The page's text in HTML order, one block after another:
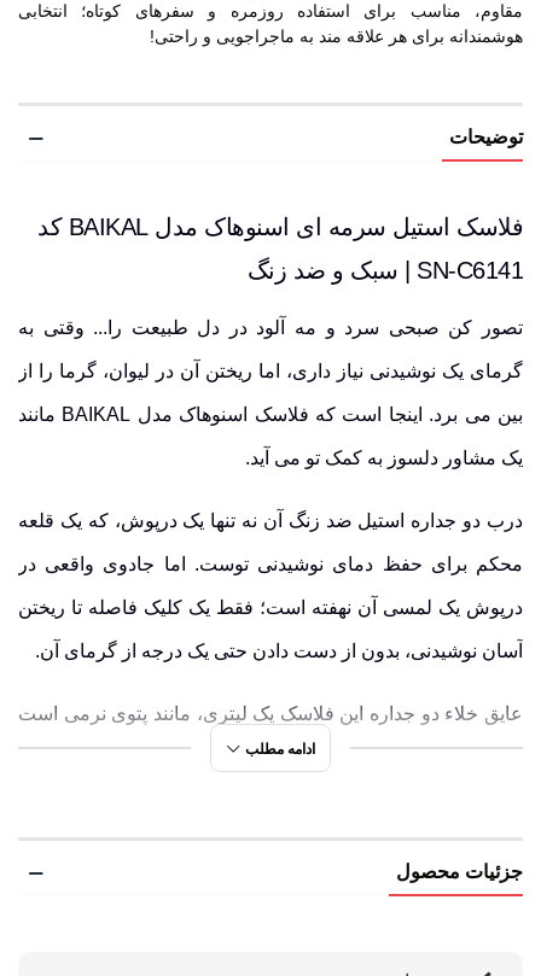
مقاوم، مناسب برای استفاده روزمره و سفرهای کوتاه؛ انتخابی
هوشمندانه برای هر علاقه مند به ماجراجویی و راحتی!
توضیحات
فلاسک استیل سرمه ای اسنوهاک مدل BAIKAL کد
SN-C6141 | سبک و ضد زنگ
تصور کن صبحی سرد و مه آلود در دل طبیعت را... وقتی به
گرمای یک نوشیدنی نیاز داری، اما ریختن آن در لیوان، گرما را از
بین می برد. اینجا است که فلاسک اسنوهاک مدل BAIKAL مانند
یک مشاور دلسوز به کمک تو می آید.
درب دو جداره استیل ضد زنگ آن نه تنها یک درپوش، که یک قلعه
محکم برای حفظ دمای نوشیدنی توست. اما جادوی واقعی در
درپوش یک لمسی آن نهفته است؛ فقط یک کلیک فاصله تا ریختن
آسان نوشیدنی، بدون از دست دادن حتی یک درجه از گرمای آن.
عایق خلاء دو جداره این فلاسک یک لیتری، مانند پتوی نرمی است
که نوشیدنی تو را در آغوش می کشد و برای ساعات طولانی،
کاملاً ایمن برای تماس با نوشیدنی های گرم و ضد عرق در برابر
سرماست؛ انگار که برای هر شرایط آب و هوایی طراحی شده
ادامه مطلب
جزئیات محصول